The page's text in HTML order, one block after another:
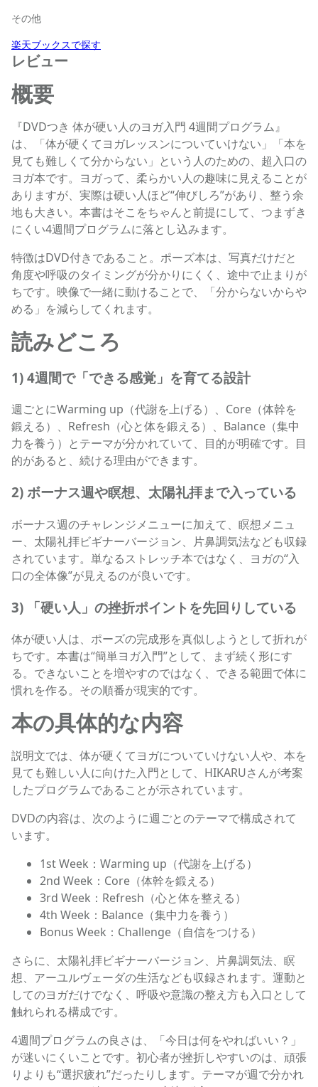
その他
楽天ブックスで探す
レビュー
概要
『DVDつき 体が硬い人のヨガ入門 4週間プログラム』
は、「体が硬くてヨガレッスンについていけない」「本を
見ても難しくて分からない」という人のための、超入口の
ヨガ本です。ヨガって、柔らかい人の趣味に見えることが
ありますが、実際は硬い人ほど“伸びしろ”があり、整う余
地も大きい。本書はそこをちゃんと前提にして、つまずき
にくい4週間プログラムに落とし込みます。
特徴はDVD付きであること。ポーズ本は、写真だけだと
角度や呼吸のタイミングが分かりにくく、途中で止まりが
ちです。映像で一緒に動けることで、「分からないからや
める」を減らしてくれます。
読みどころ
1) 4週間で「できる感覚」を育てる設計
週ごとにWarming up（代謝を上げる）、Core（体幹を
鍛える）、Refresh（心と体を鍛える）、Balance（集中
力を養う）とテーマが分かれていて、目的が明確です。目
的があると、続ける理由ができます。
2) ボーナス週や瞑想、太陽礼拝まで入っている
ボーナス週のチャレンジメニューに加えて、瞑想メニュ
ー、太陽礼拝ビギナーバージョン、片鼻調気法なども収録
されています。単なるストレッチ本ではなく、ヨガの“入
口の全体像”が見えるのが良いです。
3) 「硬い人」の挫折ポイントを先回りしている
体が硬い人は、ポーズの完成形を真似しようとして折れが
ちです。本書は“簡単ヨガ入門”として、まず続く形にす
る。できないことを増やすのではなく、できる範囲で体に
慣れを作る。その順番が現実的です。
本の具体的な内容
説明文では、体が硬くてヨガについていけない人や、本を
見ても難しい人に向けた入門として、HIKARUさんが考案
したプログラムであることが示されています。
DVDの内容は、次のように週ごとのテーマで構成されて
います。
1st Week：Warming up（代謝を上げる）
2nd Week：Core（体幹を鍛える）
3rd Week：Refresh（心と体を整える）
4th Week：Balance（集中力を養う）
Bonus Week：Challenge（自信をつける）
さらに、太陽礼拝ビギナーバージョン、片鼻調気法、瞑
想、アーユルヴェーダの生活なども収録されます。運動と
してのヨガだけでなく、呼吸や意識の整え方も入口として
触れられる構成です。
4週間プログラムの良さは、「今日は何をやればいい？」
が迷いにくいことです。初心者が挫折しやすいのは、頑張
りよりも“選択疲れ”だったりします。テーマが週で分かれ